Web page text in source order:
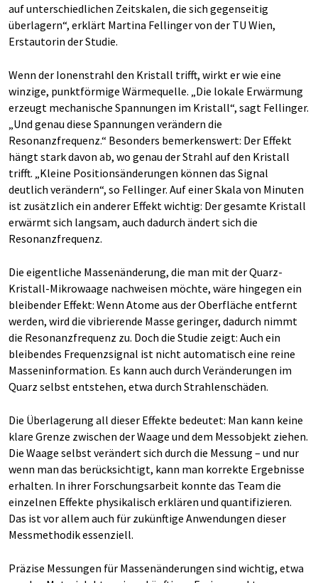
auf unterschiedlichen Zeitskalen, die sich gegenseitig
überlagern“, erklärt Martina Fellinger von der TU Wien,
Erstautorin der Studie.
Wenn der Ionenstrahl den Kristall trifft, wirkt er wie eine
winzige, punktförmige Wärmequelle. „Die lokale Erwärmung
erzeugt mechanische Spannungen im Kristall“, sagt Fellinger.
„Und genau diese Spannungen verändern die
Resonanzfrequenz.“ Besonders bemerkenswert: Der Effekt
hängt stark davon ab, wo genau der Strahl auf den Kristall
trifft. „Kleine Positionsänderungen können das Signal
deutlich verändern“, so Fellinger. Auf einer Skala von Minuten
ist zusätzlich ein anderer Effekt wichtig: Der gesamte Kristall
erwärmt sich langsam, auch dadurch ändert sich die
Resonanzfrequenz.
Die eigentliche Massenänderung, die man mit der Quarz-
Kristall-Mikrowaage nachweisen möchte, wäre hingegen ein
bleibender Effekt: Wenn Atome aus der Oberfläche entfernt
werden, wird die vibrierende Masse geringer, dadurch nimmt
die Resonanzfrequenz zu. Doch die Studie zeigt: Auch ein
bleibendes Frequenzsignal ist nicht automatisch eine reine
Masseninformation. Es kann auch durch Veränderungen im
Quarz selbst entstehen, etwa durch Strahlenschäden.
Die Überlagerung all dieser Effekte bedeutet: Man kann keine
klare Grenze zwischen der Waage und dem Messobjekt ziehen.
Die Waage selbst verändert sich durch die Messung – und nur
wenn man das berücksichtigt, kann man korrekte Ergebnisse
erhalten. In ihrer Forschungsarbeit konnte das Team die
einzelnen Effekte physikalisch erklären und quantifizieren.
Das ist vor allem auch für zukünftige Anwendungen dieser
Messmethodik essenziell.
Präzise Messungen für Massenänderungen sind wichtig, etwa